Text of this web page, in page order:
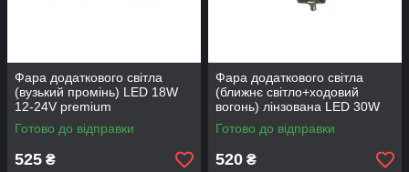
Фара додаткового світла
(вузький промінь) LED 18W
12-24V premium
Готово до відправки
525 ₴
Фара додаткового світла
(ближнє світло+ходовий
вогонь) лінзована LED 30W
12-24V
Готово до відправки
520 ₴